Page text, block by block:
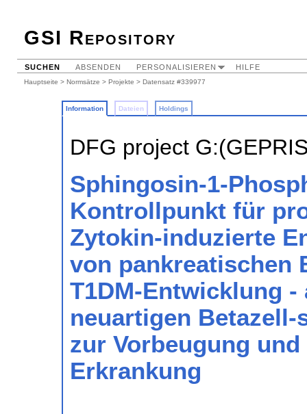
GSI Repository
SUCHEN ABSENDEN PERSONALISIEREN HILFE
Hauptseite > Normsätze > Projekte > Datensatz #339977
Information Dateien Holdings
DFG project
Sphingosin-1-
Kontrollpunkt für
Zytokin-induzierte
von pankreatischen
T1DM-Entwicklung
neuartigen
zur Vorbeugung
Erkrankung